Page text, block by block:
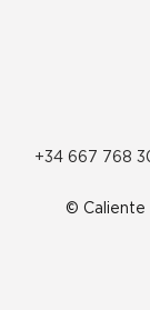
+34 667 768
© Caliente